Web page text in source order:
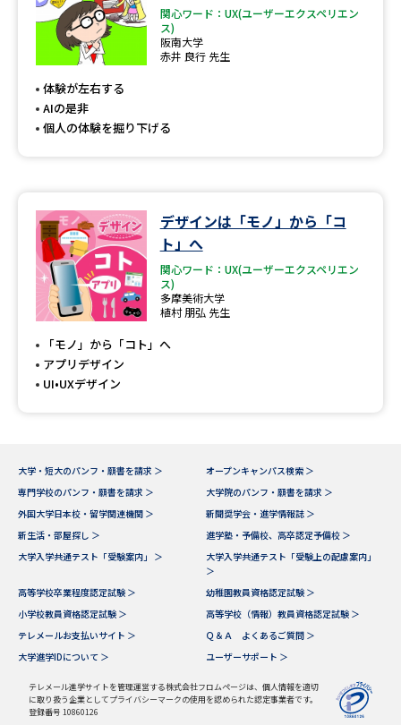
デジタルパンフレット 進路の３択
新学年スタート号特集ページ
（高3生用）
新学年スタート号特集ページ
（高2生用）
SELFBRAND特集ページ
来場型・Web型イベント特集
受験準備
志望校・出願校を調べる
先輩が入学を決めた理由 テレメール全国一斉進学調査
新生活お役立ちガイド
学問検索
大学で学びたい学問発見
関心ワード：UX(ユーザーエクスペリエン
ス)
阪南大学
赤井 良行 先生
体験が左右する
AIの是非
個人の体験を掘り下げる
デザインは「モノ」から「コ
ト」へ
関心ワード：UX(ユーザーエクスペリエン
ス)
多摩美術大学
植村 朋弘 先生
「モノ」から「コト」へ
アプリデザイン
UI•UXデザイン
大学・短大のパンフ・願書を請求 ＞
オープンキャンパス検索 ＞
専門学校のパンフ・願書を請求 ＞
大学院のパンフ・願書を請求 ＞
外国大学日本校・留学関連機関 ＞
新聞奨学会・進学情報誌 ＞
新生活・部屋探し ＞
進学塾・予備校、高卒認定予備校 ＞
大学入学共通テスト「受験案内」 ＞
大学入学共通テスト「受験上の配慮案内」
＞
高等学校卒業程度認定試験 ＞
幼稚園教員資格認定試験 ＞
小学校教員資格認定試験 ＞
高等学校（情報）教員資格認定試験 ＞
テレメールお支払いサイト ＞
Ｑ＆Ａ よくあるご質問 ＞
大学進学IDについて ＞
ユーザーサポート ＞
テレメール進学サイトを管理運営する株式会社フロムページは、個人情報を適切
に取り扱う企業としてプライバシーマークの使用を認められた認定事業者です。
登録番号 10860126